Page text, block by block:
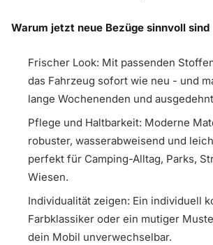
Warum jetzt neue Bezüge sinnvoll sind
Frischer Look: Mit passenden
das Fahrzeug sofort wie neu - und
lange Wochenenden und
Pflege und Haltbarkeit: Moderne
robuster, wasserabweisend und
perfekt für Camping-Alltag, Parks,
Wiesen.
Individualität zeigen: Ein individuell
Farbklassiker oder ein mutiger
dein Mobil unverwechselbar.